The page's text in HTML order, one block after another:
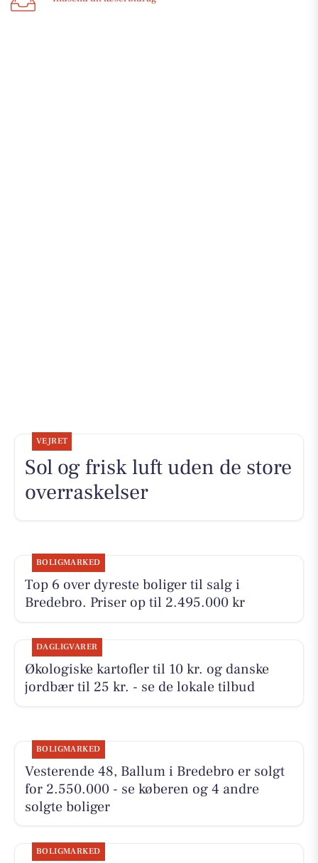
VEJRET
Sol og frisk luft uden de store
overraskelser
BOLIGMARKED
Top 6 over dyreste boliger til salg i
Bredebro. Priser op til 2.495.000 kr
DAGLIGVARER
Økologiske kartofler til 10 kr. og danske
jordbær til 25 kr. - se de lokale tilbud
BOLIGMARKED
Vesterende 48, Ballum i Bredebro er solgt
for 2.550.000 - se køberen og 4 andre
solgte boliger
BOLIGMARKED